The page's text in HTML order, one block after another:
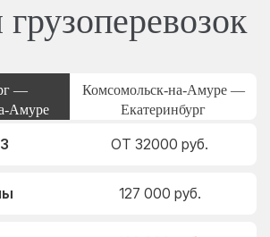
—
Амуре
Комсомольск-на-Амуре —
Екатеринбург
ОТ 32000 руб.
127 000 руб.